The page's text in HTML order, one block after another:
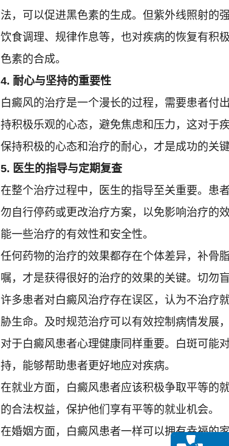
法，可以促进黑色素的生成。但紫外线照射的
饮食调理、规律作息等，也对疾病的恢复有积
色素的合成。
4. 耐心与坚持的重要性
白癜风的治疗是一个漫长的过程，需要患者付
持积极乐观的心态，避免焦虑和压力，这对于
保持积极的心态和治疗的耐心，才是成功的关键
5. 医生的指导与定期复查
在整个治疗过程中，医生的指导至关重要。患
勿自行停药或更改治疗方案，以免影响治疗的
能一些治疗的有效性和安全性。
任何药物的治疗的效果都存在个体差异，补骨
嘱，才是获得很好的治疗的效果的关键。切勿
许多患者对白癜风治疗存在误区，认为不治疗
胁生命。及时规范治疗可以有效控制病情发展
对于白癜风患者心理健康同样重要。白斑可能
持，能够帮助患者更好地应对疾病。
在就业方面，白癜风患者应该积极争取平等的
的合法权益，保护他们享有平等的就业机会。
在婚姻方面，白癜风患者一样可以拥有幸福的